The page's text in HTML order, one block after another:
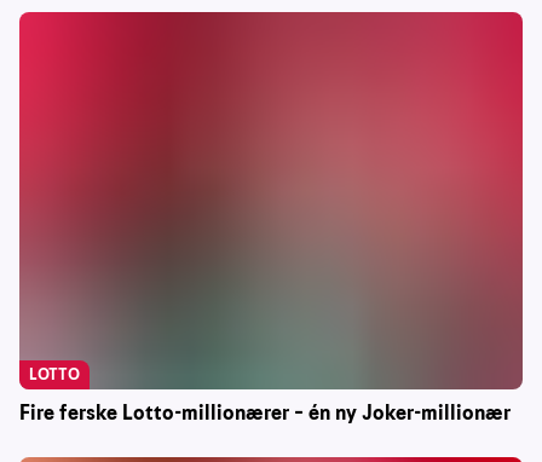
Fire ferske Lotto-millionærer – én ny Joker-millionær
LOTTO